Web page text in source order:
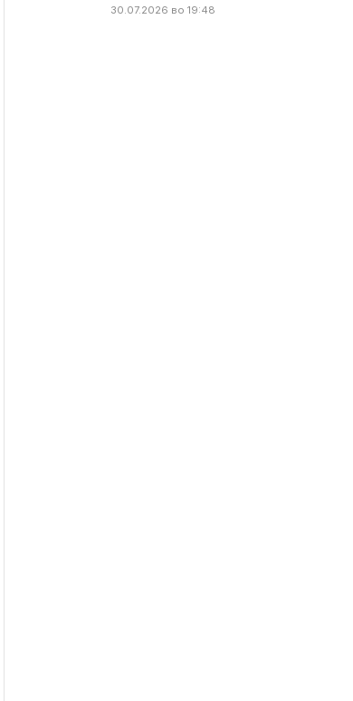
30.07.2026 во 19:48